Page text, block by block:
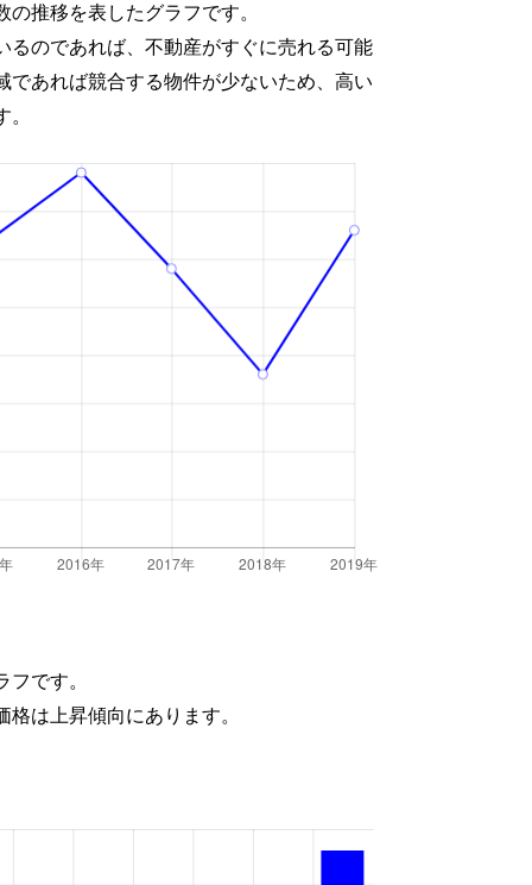
推移を表したグラフです。
るのであれば、不動産がすぐに売れる可能
であれば競合する物件が少ないため、高い
です。
は上昇傾向にあります。